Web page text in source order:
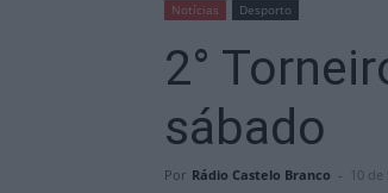
Notícias Desporto
2°
sábado
Por Rádio Castelo Branco - 10